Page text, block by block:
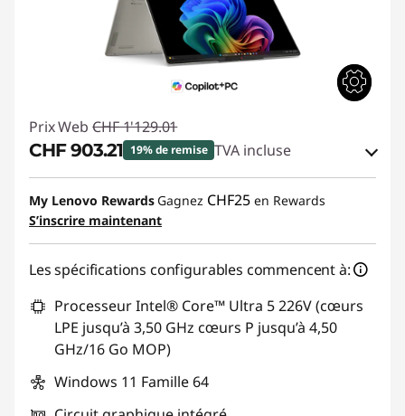
Prix Web CHF 1'129.01
CHF 903.21 19% de remise TVA incluse
Bons de réduction en ligne :-CHF 225.80
Code de réduction :
My Lenovo Rewards Gagnez CHF25 en Rewards
S’inscrire maintenant
Les spécifications configurables commencent à:
Processeur Intel® Core™ Ultra 5 226V (cœurs
LPE jusqu’à 3,50 GHz cœurs P jusqu’à 4,50
GHz/16 Go MOP)
Windows 11 Famille 64